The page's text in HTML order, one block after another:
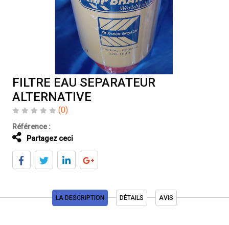
FILTRE EAU SEPARATEUR
ALTERNATIVE
(0)
Référence :
Partagez ceci
LA DESCRIPTION DÉTAILS AVIS